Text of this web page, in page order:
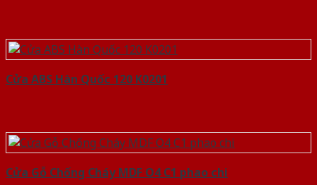
Cửa ABS Hàn Quốc 120 K0201
Cửa Gỗ Chống Cháy MDF O4 C1 phao chi